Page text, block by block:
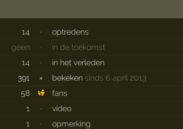
14 ·
optredens
geen
·
in de toekomst
14
·
in het verleden
391
× bekeken sinds 6 april 2013
58
fans
1
·
video
1
· opmerking